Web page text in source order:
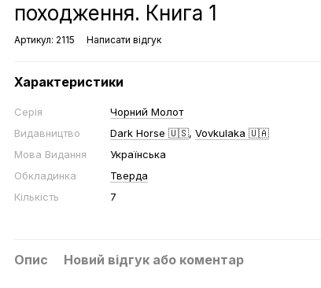
походження. Книга 1
Артикул: 2115 Написати відгук
Характеристики
Серія
Чорний Молот
Видавництво
Dark Horse 🇺🇸, Vovkulaka 🇺🇦
Мова Видання
Українська
Обкладинка
Тверда
Кількість
7
Опис Новий відгук або коментар